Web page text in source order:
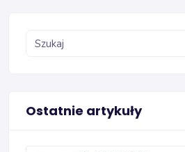
Ostatnie artykuły